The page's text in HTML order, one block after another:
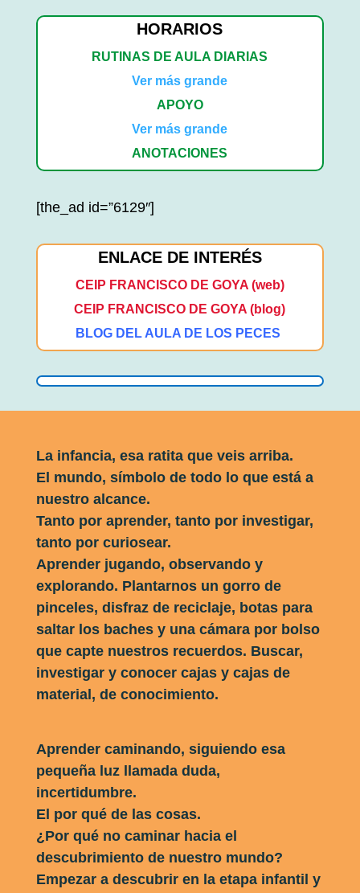
HORARIOS
RUTINAS DE AULA DIARIAS
Ver más grande
APOYO
Ver más grande
ANOTACIONES
[the_ad id=”6129″]
ENLACE DE INTERÉS
CEIP FRANCISCO DE GOYA (web)
CEIP FRANCISCO DE GOYA (blog)
BLOG DEL AULA DE LOS PECES
La infancia, esa ratita que veis arriba.
El mundo, símbolo de todo lo que está a
nuestro alcance.
Tanto por aprender, tanto por investigar,
tanto por curiosear.
Aprender jugando, observando y
explorando. Plantarnos un gorro de
pinceles, disfraz de reciclaje, botas para
saltar los baches y una cámara por bolso
que capte nuestros recuerdos. Buscar,
investigar y conocer cajas y cajas de
material, de conocimiento.
Aprender caminando, siguiendo esa
pequeña luz llamada duda,
incertidumbre.
El por qué de las cosas.
¿Por qué no caminar hacia el
descubrimiento de nuestro mundo?
Empezar a descubrir en la etapa infantil y